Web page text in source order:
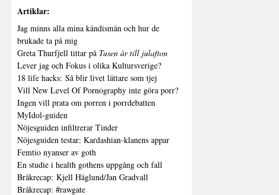
Artiklar:
Jag minns alla mina kändismän och hur de
brukade ta på mig
Greta Thurfjell tittar på Tusen år till julafton
Lever jag och Fokus i olika Kultursverige?
18 life hacks: Så blir livet lättare som tjej
Vill New Level Of Pornography inte göra porr?
Ingen vill prata om porren i porrdebatten
MyIdol-guiden
Nöjesguiden infiltrerar Tinder
Nöjesguiden testar: Kardashian-klanens appar
Femtio nyanser av goth
En studie i health gothens uppgång och fall
Bråkrecap: Kjell Häglund/Jan Gradvall
Bråkrecap: #rawgate